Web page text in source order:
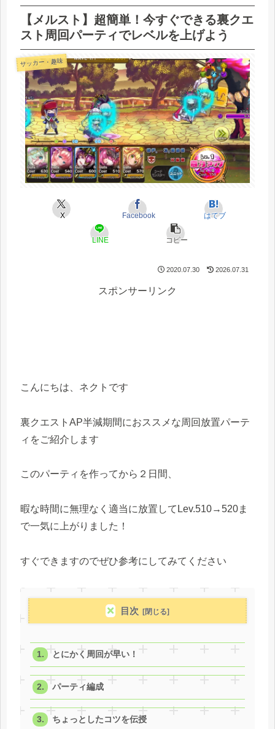
【メルスト】超簡単！今すぐできる裏クエ
スト周回パーティでレベルを上げよう
サッカー・趣味
X Facebook はてブ
LINE コピー
2020.07.30 2026.07.31
スポンサーリンク
こんにちは、ネクトです
裏クエストAP半減期間におススメな周回放置パーテ
ィをご紹介します
このパーティを作ってから２日間、
暇な時間に無理なく適当に放置してLev.510→520ま
で一気に上がりました！
すぐできますのでぜひ参考にしてみてください
目次
とにかく周回が早い！
パーティ編成
ちょっとしたコツを伝授